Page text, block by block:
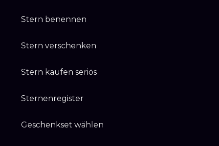
Stern benennen
Stern verschenken
Stern kaufen seriös
Sternenregister
Geschenkset wählen